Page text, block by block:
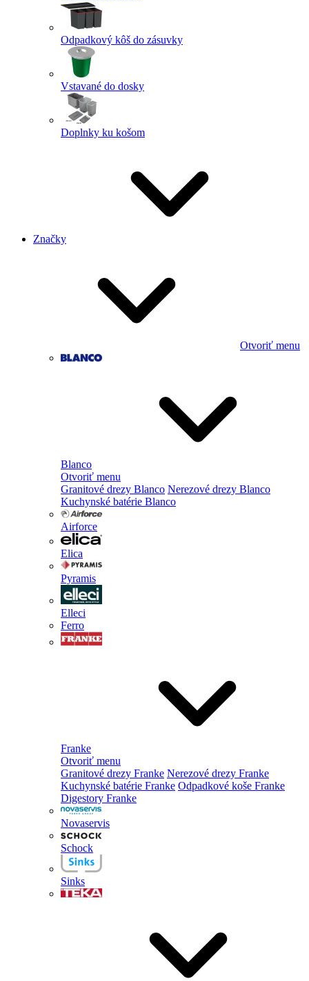
Odpadkový kôš do zásuvky
Vstavané do dosky
Doplnky ku košom
Značky
Otvoriť menu
Blanco
Otvoriť menu
Granitové drezy Blanco Nerezové drezy Blanco
Kuchynské batérie Blanco
Airforce
Elica
Pyramis
Elleci
Ferro
Franke
Otvoriť menu
Granitové drezy Franke Nerezové drezy Franke
Kuchynské batérie Franke Odpadkové koše Franke
Digestory Franke
Novaservis
Schock
Sinks